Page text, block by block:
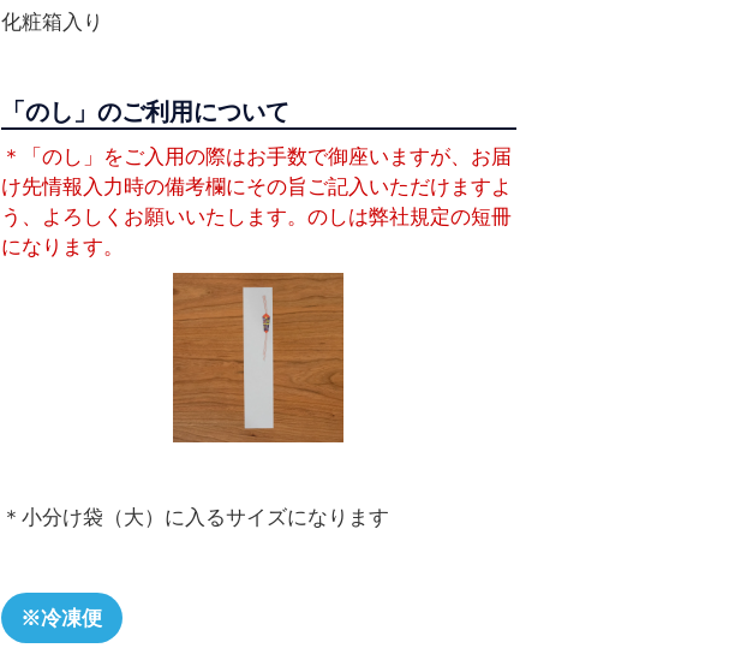
化粧箱入り
「のし」のご利用について
＊「のし」をご入用の際はお手数で御座いますが、お届
け先情報入力時の備考欄にその旨ご記入いただけますよ
う、よろしくお願いいたします。のしは弊社規定の短冊
になります。
＊小分け袋（大）に入るサイズになります
※冷凍便